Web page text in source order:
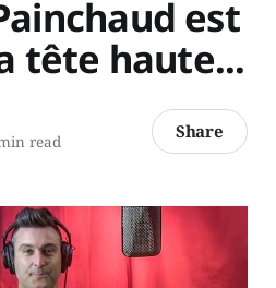
est
tête haute...
read Share